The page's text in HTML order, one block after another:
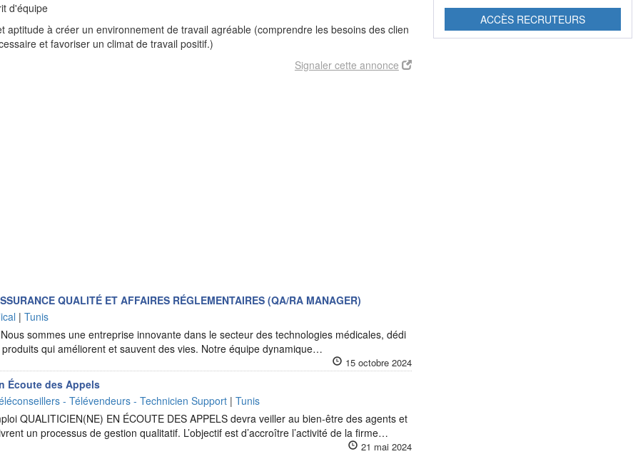
d'équipe
aptitude à créer un environnement de travail agréable (comprendre les besoins des clien
et favoriser un climat de travail positif.)
Signaler cette annonce
QUALITÉ ET AFFAIRES RÉGLEMENTAIRES (QA/RA MANAGER)
|Tunis
sommes une entreprise innovante dans le secteur des technologies médicales, dédi
qui améliorent et sauvent des vies. Notre équipe dynamique…
15 octobre 2024
Écoute des Appels
- Télévendeurs - Technicien Support |Tunis
QUALITICIEN(NE) EN ÉCOUTE DES APPELS devra veiller au bien-être des agents et
un processus de gestion qualitatif. L’objectif est d’accroître l’activité de la firme…
21 mai 2024
ACCÈS RECRUTEURS